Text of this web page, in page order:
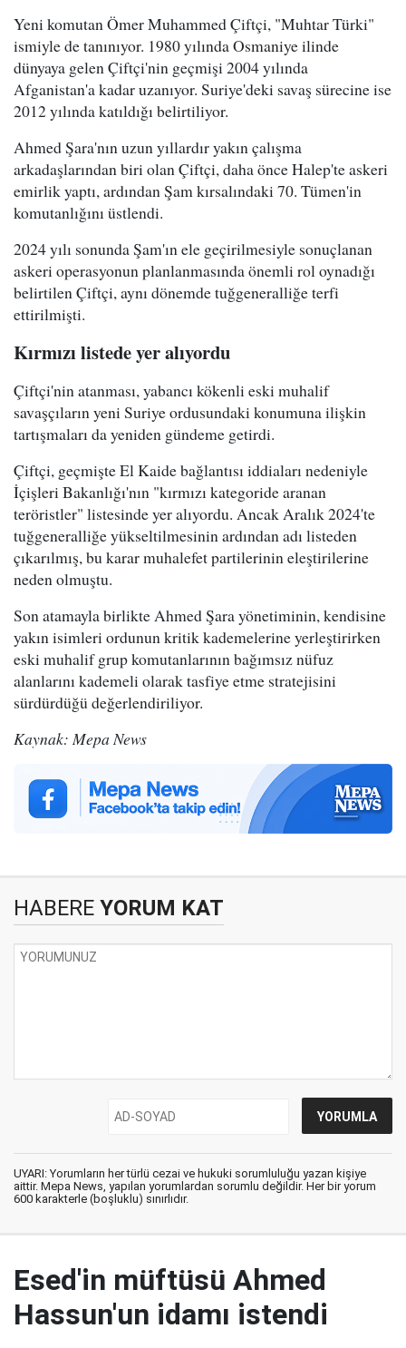
Yeni komutan Ömer Muhammed Çiftçi, "Muhtar Türki"
ismiyle de tanınıyor. 1980 yılında Osmaniye ilinde
dünyaya gelen Çiftçi'nin geçmişi 2004 yılında
Afganistan'a kadar uzanıyor. Suriye'deki savaş sürecine ise
2012 yılında katıldığı belirtiliyor.
Ahmed Şara'nın uzun yıllardır yakın çalışma
arkadaşlarından biri olan Çiftçi, daha önce Halep'te askeri
emirlik yaptı, ardından Şam kırsalındaki 70. Tümen'in
komutanlığını üstlendi.
2024 yılı sonunda Şam'ın ele geçirilmesiyle sonuçlanan
askeri operasyonun planlanmasında önemli rol oynadığı
belirtilen Çiftçi, aynı dönemde tuğgeneralliğe terfi
ettirilmişti.
Kırmızı listede yer alıyordu
Çiftçi'nin atanması, yabancı kökenli eski muhalif
savaşçıların yeni Suriye ordusundaki konumuna ilişkin
tartışmaları da yeniden gündeme getirdi.
Çiftçi, geçmişte El Kaide bağlantısı iddiaları nedeniyle
İçişleri Bakanlığı'nın "kırmızı kategoride aranan
teröristler" listesinde yer alıyordu. Ancak Aralık 2024'te
tuğgeneralliğe yükseltilmesinin ardından adı listeden
çıkarılmış, bu karar muhalefet partilerinin eleştirilerine
neden olmuştu.
Son atamayla birlikte Ahmed Şara yönetiminin, kendisine
yakın isimleri ordunun kritik kademelerine yerleştirirken
eski muhalif grup komutanlarının bağımsız nüfuz
alanlarını kademeli olarak tasfiye etme stratejisini
sürdürdüğü değerlendiriliyor.
Kaynak: Mepa News
HABERE YORUM KAT
UYARI: Yorumların her türlü cezai ve hukuki sorumluluğu yazan kişiye
aittir. Mepa News, yapılan yorumlardan sorumlu değildir. Her bir yorum
600 karakterle (boşluklu) sınırlıdır.
Esed'in müftüsü Ahmed
Hassun'un idamı istendi